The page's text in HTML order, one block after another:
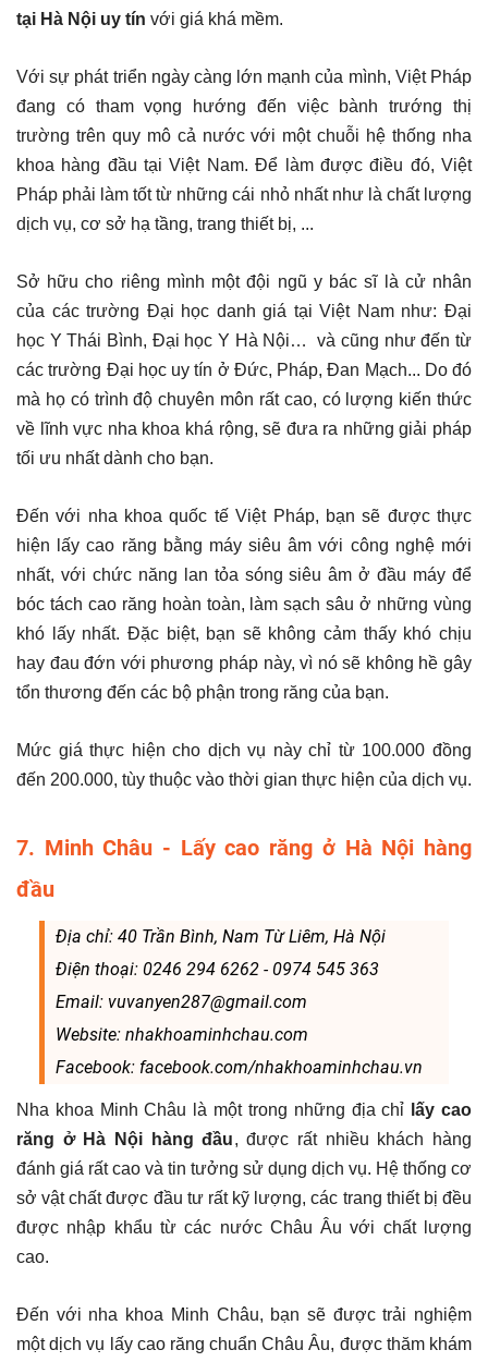
tại Hà Nội uy tín với giá khá mềm.
Với sự phát triển ngày càng lớn mạnh của mình, Việt Pháp
đang có tham vọng hướng đến việc bành trướng thị
trường trên quy mô cả nước với một chuỗi hệ thống nha
khoa hàng đầu tại Việt Nam. Để làm được điều đó, Việt
Pháp phải làm tốt từ những cái nhỏ nhất như là chất lượng
dịch vụ, cơ sở hạ tầng, trang thiết bị, ...
Sở hữu cho riêng mình một đội ngũ y bác sĩ là cử nhân
của các trường Đại học danh giá tại Việt Nam như: Đại
học Y Thái Bình, Đại học Y Hà Nội… và cũng như đến từ
các trường Đại học uy tín ở Đức, Pháp, Đan Mạch... Do đó
mà họ có trình độ chuyên môn rất cao, có lượng kiến thức
về lĩnh vực nha khoa khá rộng, sẽ đưa ra những giải pháp
tối ưu nhất dành cho bạn.
Đến với nha khoa quốc tế Việt Pháp, bạn sẽ được thực
hiện lấy cao răng bằng máy siêu âm với công nghệ mới
nhất, với chức năng lan tỏa sóng siêu âm ở đầu máy để
bóc tách cao răng hoàn toàn, làm sạch sâu ở những vùng
khó lấy nhất. Đặc biệt, bạn sẽ không cảm thấy khó chịu
hay đau đớn với phương pháp này, vì nó sẽ không hề gây
tổn thương đến các bộ phận trong răng của bạn.
Mức giá thực hiện cho dịch vụ này chỉ từ 100.000 đồng
đến 200.000, tùy thuộc vào thời gian thực hiện của dịch vụ.
7. Minh Châu - Lấy cao răng ở Hà Nội hàng
đầu
Địa chỉ: 40 Trần Bình, Nam Từ Liêm, Hà Nội
Điện thoại: 0246 294 6262 - 0974 545 363
Email: vuvanyen287@gmail.com
Website: nhakhoaminhchau.com
Facebook: facebook.com/nhakhoaminhchau.vn
Nha khoa Minh Châu là một trong những địa chỉ lấy cao
răng ở Hà Nội hàng đầu, được rất nhiều khách hàng
đánh giá rất cao và tin tưởng sử dụng dịch vụ. Hệ thống cơ
sở vật chất được đầu tư rất kỹ lượng, các trang thiết bị đều
được nhập khẩu từ các nước Châu Âu với chất lượng
cao.
Đến với nha khoa Minh Châu, bạn sẽ được trải nghiệm
một dịch vụ lấy cao răng chuẩn Châu Âu, được thăm khám